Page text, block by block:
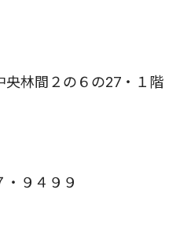
林間２の６の27・１階
・９４９９